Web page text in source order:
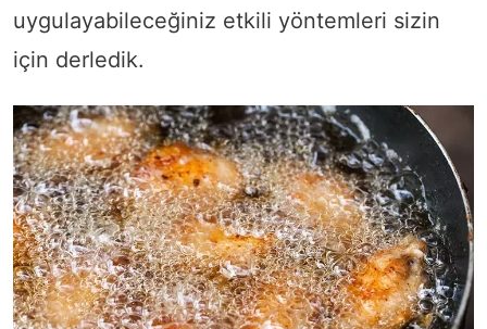
uygulayabileceğiniz etkili yöntemleri sizin
için derledik.